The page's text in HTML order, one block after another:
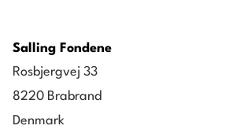
Salling Fondene
Rosbjergvej 33
8220 Brabrand
Denmark